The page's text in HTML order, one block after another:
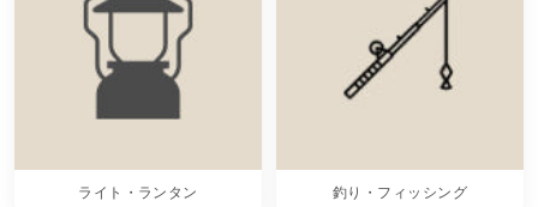
ライト・ランタン 釣り・フィッシング